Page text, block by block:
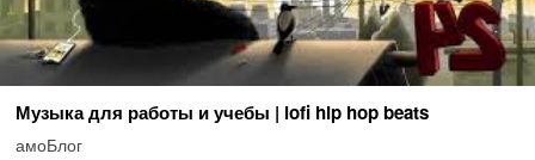
Музыка для работы и учебы | lofi hip hop beats
амоБлог